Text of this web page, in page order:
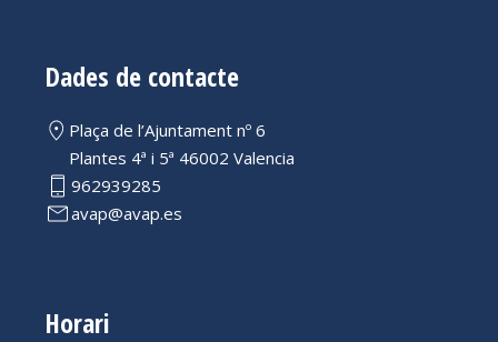
Dades de contacte
Plaça de l’Ajuntament nº 6
Plantes 4ª i 5ª 46002 Valencia
962939285
avap@avap.es
Horari